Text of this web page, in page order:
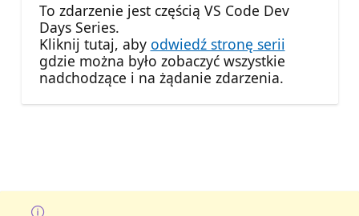
To zdarzenie jest częścią VS Code Dev
Days Series.
Kliknij tutaj, aby odwiedź stronę serii
gdzie można było zobaczyć wszystkie
nadchodzące i na żądanie zdarzenia.